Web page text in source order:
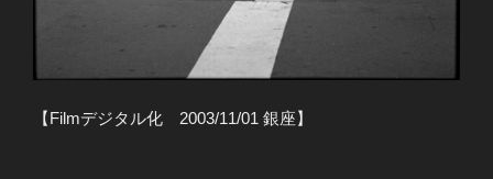
【Filmデジタル化 2003/11/01 銀座】